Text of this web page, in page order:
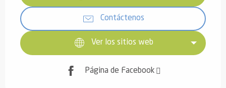
Contáctenos
Ver los sitios web
Página de Facebook